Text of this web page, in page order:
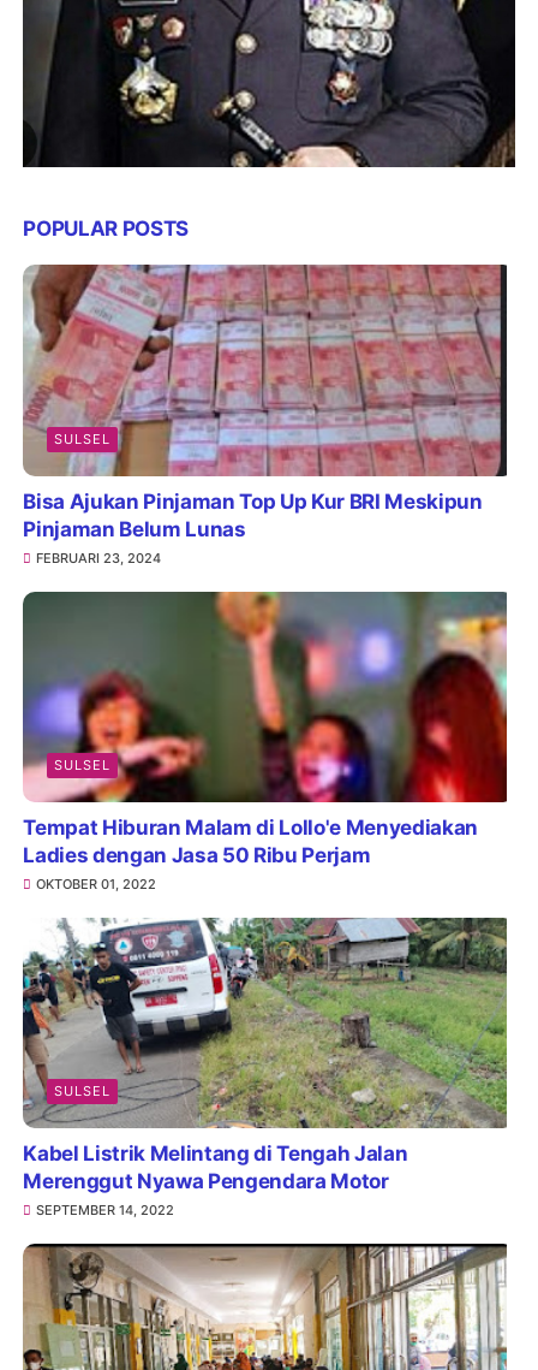
POPULAR POSTS
SULSEL
Bisa Ajukan Pinjaman Top Up Kur BRI Meskipun
Pinjaman Belum Lunas
FEBRUARI 23, 2024
SULSEL
Tempat Hiburan Malam di Lollo'e Menyediakan
Ladies dengan Jasa 50 Ribu Perjam
OKTOBER 01, 2022
SULSEL
Kabel Listrik Melintang di Tengah Jalan
Merenggut Nyawa Pengendara Motor
SEPTEMBER 14, 2022